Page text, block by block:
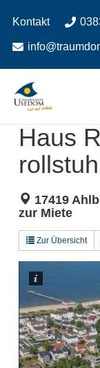
Inhalt
springen
Navigation
springen
Kontakt
Haus
17419
zur Miete
Zur Übersicht